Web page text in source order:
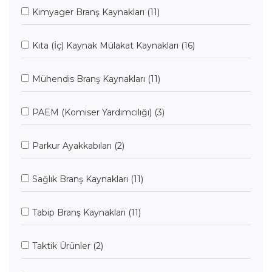
Kimyager Branş Kaynakları (11)
Kıta (İç) Kaynak Mülakat Kaynakları (16)
Mühendis Branş Kaynakları (11)
PAEM (Komiser Yardımcılığı) (3)
Parkur Ayakkabıları (2)
Sağlık Branş Kaynakları (11)
Tabip Branş Kaynakları (11)
Taktik Ürünler (2)